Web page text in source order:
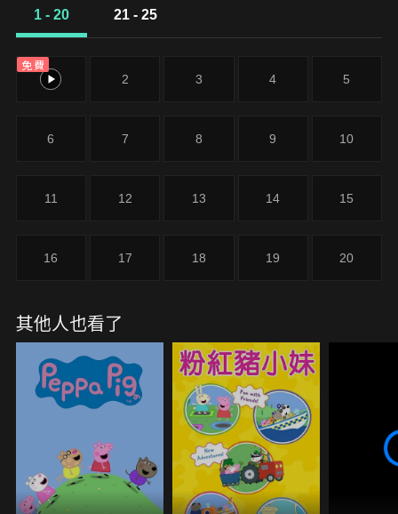
外的驚喜！
1 - 20 21 - 25
免費
1 2 3 4 5
6 7 8 9 10
11 12 13 14 15
16 17 18 19 20
其他人也看了